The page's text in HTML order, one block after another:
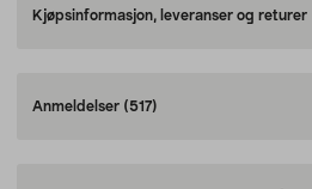
Kjøpsinformasjon, leveranser og returer
Anmeldelser (517)